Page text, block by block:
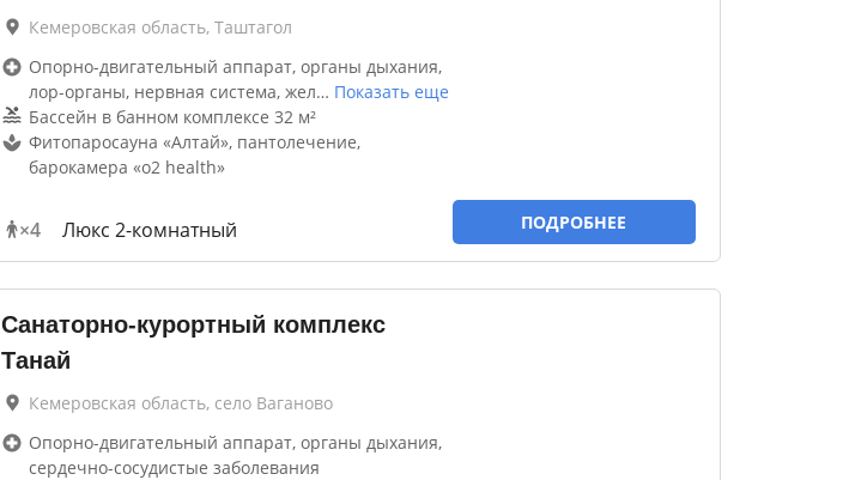
Кемеровская область, Таштагол
Опорно-двигательный аппарат, органы дыхания,
лор-органы, нервная система, жел… Показать еще
Бассейн в банном комплексе 32 м²
Фитопаросауна «Алтай», пантолечение,
барокамера «o2 health»
×4 Люкс 2-комнатный ПОДРОБНЕЕ
Санаторно-курортный комплекс
Танай
Кемеровская область, село Ваганово
Опорно-двигательный аппарат, органы дыхания,
сердечно-сосудистые заболевания